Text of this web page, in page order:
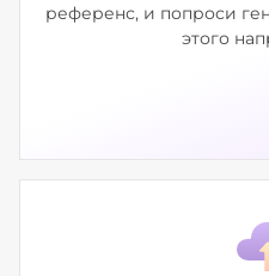
референс, и попроси
этого